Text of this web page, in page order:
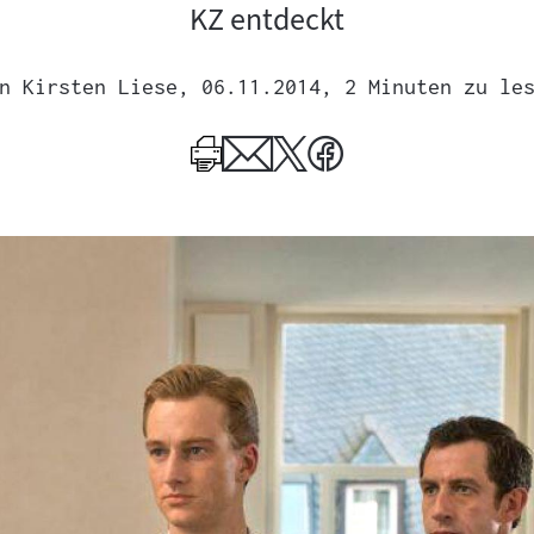
KZ entdeckt
Kirsten Liese, 06.11.2014, 2 Minuten zu